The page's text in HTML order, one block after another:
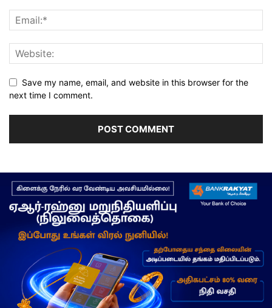
Save my name, email, and website in this browser for the
next time I comment.